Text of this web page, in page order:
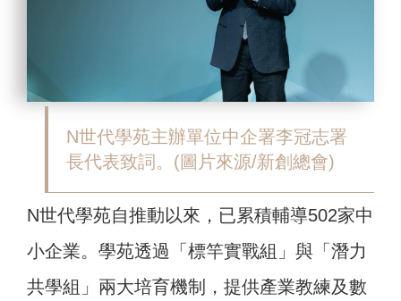
N世代學苑主辦單位中企署李冠志署
長代表致詞。(圖片來源/新創總會)
N世代學苑自推動以來，已累積輔導502家中
小企業。學苑透過「標竿實戰組」與「潛力
共學組」兩大培育機制，提供產業教練及數